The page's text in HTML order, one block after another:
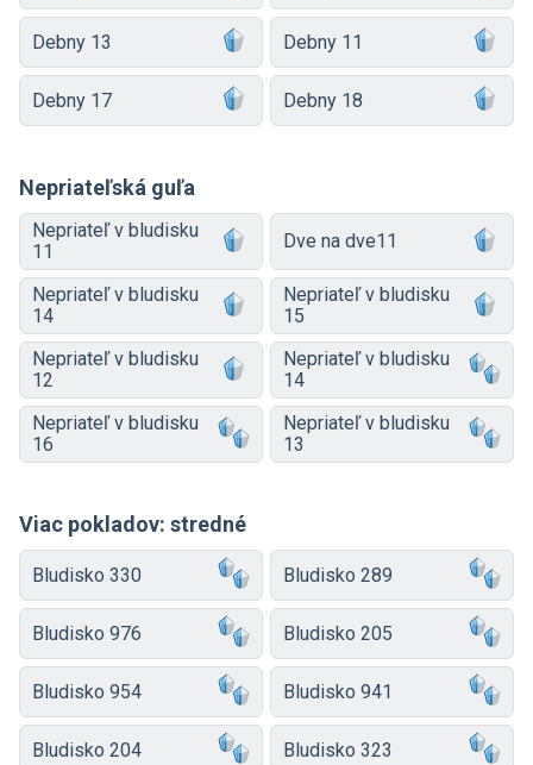
Debny 13 Debny 11
Debny 17 Debny 18
Nepriateľská guľa
Nepriateľ v bludisku
11
Dve na dve11
Nepriateľ v bludisku
14
Nepriateľ v bludisku
15
Nepriateľ v bludisku
12
Nepriateľ v bludisku
14
Nepriateľ v bludisku
16
Nepriateľ v bludisku
13
Viac pokladov: stredné
Bludisko 330 Bludisko 289
Bludisko 976 Bludisko 205
Bludisko 954 Bludisko 941
Bludisko 204 Bludisko 323